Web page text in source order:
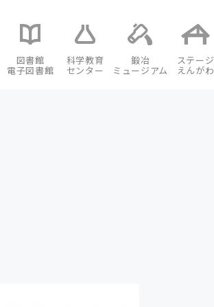
図書館
電子図書館
科学教育
センター
鍛冶
ミュージアム
ステージ
えんがわ